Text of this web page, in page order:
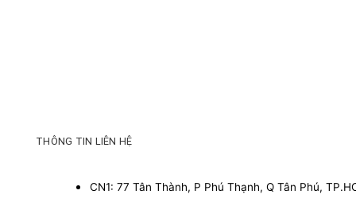
THÔNG TIN LIÊN HỆ
CN1: 77 Tân Thành, P Phú Thạnh, Q Tân Phú,